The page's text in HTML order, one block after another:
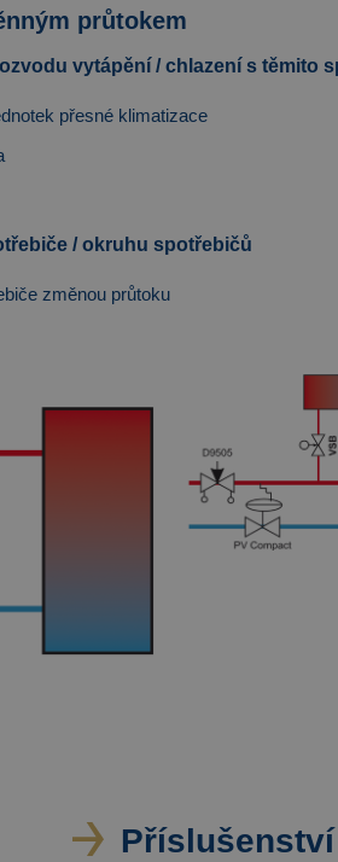
průtokem
vytápění / chlazení s těmito
přesné klimatizace
/ okruhu spotřebičů
změnou průtoku
Příslušenství